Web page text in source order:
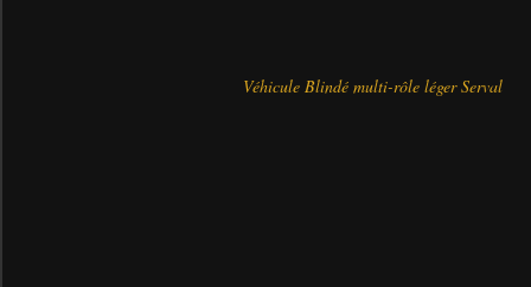
Véhicule Blindé multi-rôle léger Serval